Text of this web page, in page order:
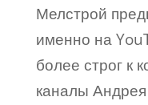
Мелстрой
именно на
более строг к
каналы